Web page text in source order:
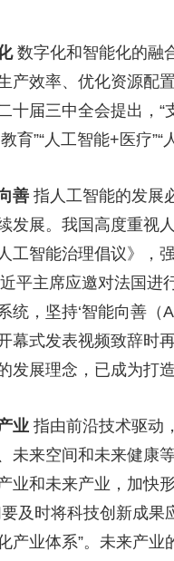
年世界杯 2026年冬奥
道 生活体育大会 体
生态环境 一带一路
节目单 栏目 片库
数字化和智能化的融
产效率、优化资源配
十届三中全会提出，“
育”“人工智能+医疗
善 指人工智能的发展
发展。我国高度重视
工智能治理倡议》，
平主席应邀对法国进
统，坚持‘智能向善（
幕式发表视频致辞时
发展理念，已成为打
业 指由前沿技术驱动
未来空间和未来健康
业和未来产业，加快
要及时将科技创新成
产业体系”。未来产业